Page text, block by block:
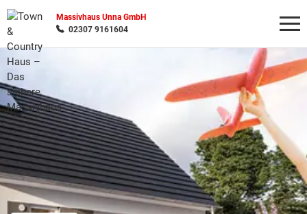
Massivhaus Unna GmbH
02307 9161604
Wonach möchten Sie suchen?